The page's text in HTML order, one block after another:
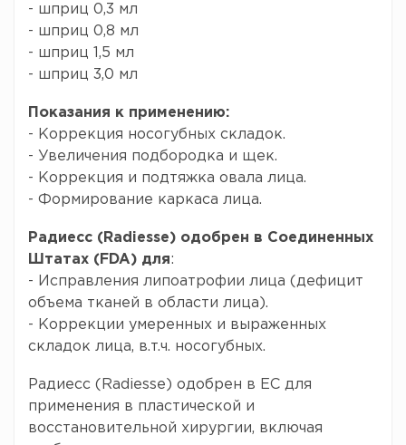
- шприц 0,3 мл
- шприц 0,8 мл
- шприц 1,5 мл
- шприц 3,0 мл
Показания к применению:
- Коррекция носогубных складок.
- Увеличения подбородка и щек.
- Коррекция и подтяжка овала лица.
- Формирование каркаса лица.
Радиесс (Radiesse) одобрен в Соединенных
Штатах (FDA) для:
- Исправления липоатрофии лица (дефицит
объема тканей в области лица).
- Коррекции умеренных и выраженных
складок лица, в.т.ч. носогубных.
Радиесс (Radiesse) одобрен в ЕС для
применения в пластической и
восстановительной хирургии, включая